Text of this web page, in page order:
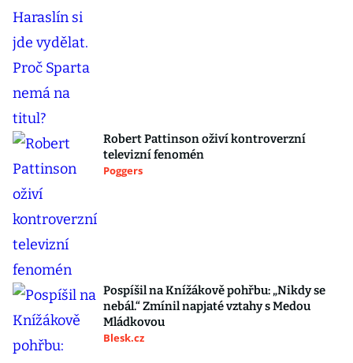
Robert Pattinson oživí kontroverzní
televizní fenomén
Poggers
Pospíšil na Knížákově pohřbu: „Nikdy se
nebál.“ Zmínil napjaté vztahy s Medou
Mládkovou
Blesk.cz